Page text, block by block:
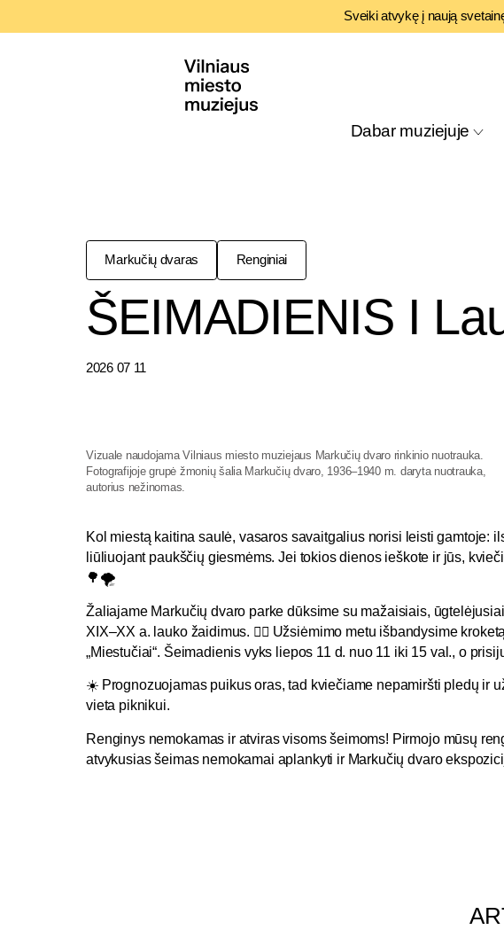
Sveiki atvykę į naują
Dabar muziejuje
Markučių dvaras Renginiai
ŠEIMADIENIS I
2026 07 11
Vizuale naudojama Vilniaus miesto muziejaus Markučių dvaro rinkinio nuotrauka.
Fotografijoje grupė žmonių šalia Markučių dvaro, 1936–1940 m. daryta nuotrauka,
autorius nežinomas.
Kol miestą kaitina saulė, vasaros savaitgalius norisi leisti gamtoje:
liūliuojant paukščių giesmėms. Jei tokios dienos ieškote ir jūs,
🌳🌪
Žaliajame Markučių dvaro parke dūksime su mažaisiais,
XIX–XX a. lauko žaidimus. 🤹‍♂️ Užsiėmimo metu išbandysime
„Miestučiai“. Šeimadienis vyks liepos 11 d. nuo 11 iki 15 val., o
☀️ Prognozuojamas puikus oras, tad kviečiame nepamiršti pledų ir
vieta piknikui.
Renginys nemokamas ir atviras visoms šeimoms! Pirmojo mūsų
atvykusias šeimas nemokamai aplankyti ir Markučių dvaro